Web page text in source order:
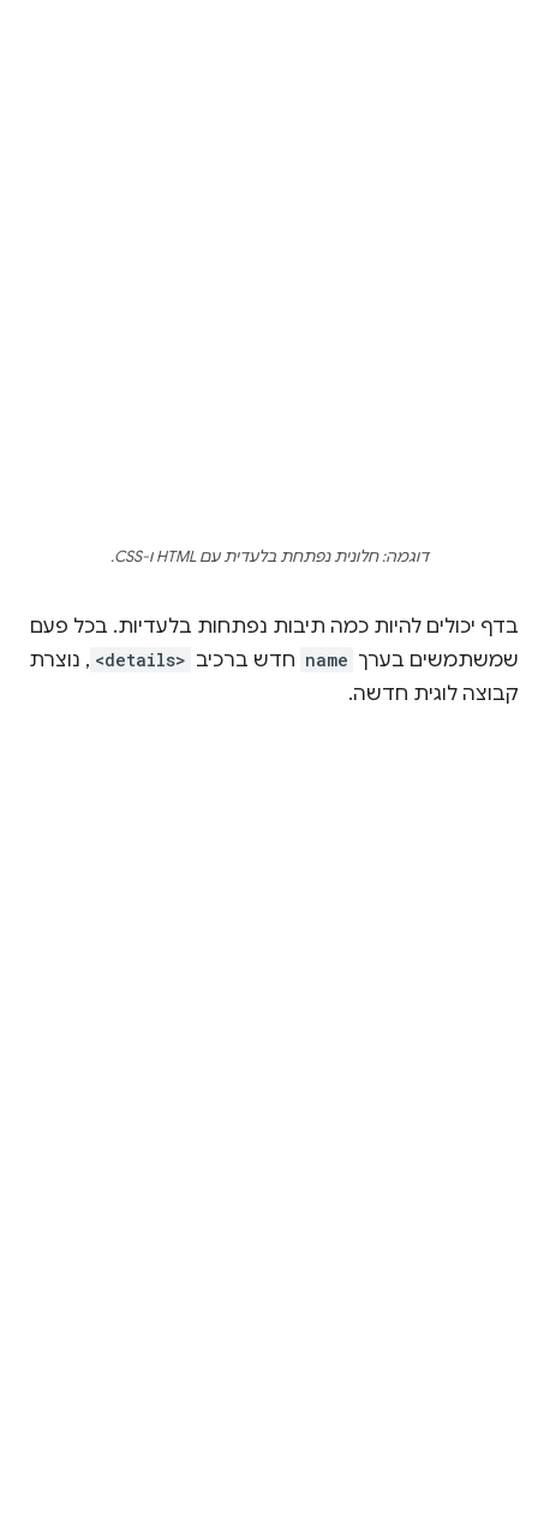
דוגמה: חלונית נפתחת בלעדית עם HTML ו-CSS.
בדף יכולים להיות כמה תיבות נפתחות בלעדיות. בכל פעם
שמשתמשים בערך name חדש ברכיב <details> , נוצרת
קבוצה לוגית חדשה.